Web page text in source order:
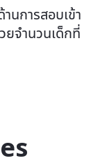
นการสอบเข้า
ยจำนวนเด็กที่